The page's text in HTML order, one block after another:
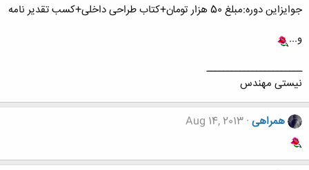
جوایزاین دوره:مبلغ 50 هزار تومان+کتاب طراحی داخلی+کسب تقدیر نامه
و...
ـــــــــــــــــــــــ
نیستی مهندس
همراهی Aug 14, 2013